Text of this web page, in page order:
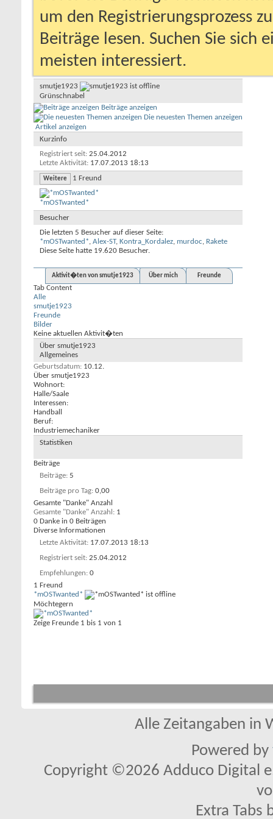
um den Registrierungsprozess
Beiträge lesen. Suchen Sie sich
meisten interessiert.
smutje1923
Grünschnabel
Beiträge anzeigen
Die neuesten Themen anzeigen
Artikel anzeigen
Kurzinfo
Registriert seit 25.04.2012
Letzte Aktivität 17.07.2013 18:13
Weitere 1 Freund
*mOSTwanted*
Besucher
Die letzten 5 Besucher auf dieser Seite:
*mOSTwanted*, Alex-ST, Kontra_Kordalez, murdoc, Rakete
Diese Seite hatte 19.620 Besucher.
Aktivit�ten von smutje1923 Über mich Freunde
Tab Content
Alle
smutje1923
Freunde
Bilder
Keine aktuellen Aktivit�ten
Über smutje1923
Allgemeines
Geburtsdatum 10.12.
Über smutje1923
Wohnort:
Halle/Saale
Interessen:
Handball
Beruf:
Industriemechaniker
Statistiken
Beiträge
Beiträge 5
Beiträge pro Tag 0,00
Gesamte "Danke" Anzahl
Gesamte "Danke" Anzahl
1
0 Danke in 0 Beiträgen
Diverse Informationen
Letzte Aktivität 17.07.2013 18:13
Registriert seit 25.04.2012
Empfehlungen 0
1 Freund
*mOSTwanted*
Möchtegern
Zeige Freunde 1 bis 1 von 1
Alle Zeitangaben in
Powered by
Copyright ©2026 Adduco Digital
Extra Tabs